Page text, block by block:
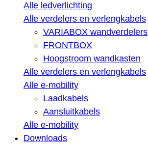
Alle ledverlichting
Alle verdelers en verlengkabels
VARIABOX wandverdelers
FRONTBOX
Hoogstroom wandkasten
Alle verdelers en verlengkabels
Alle e-mobility
Laadkabels
Aansluitkabels
Alle e-mobility
Downloads